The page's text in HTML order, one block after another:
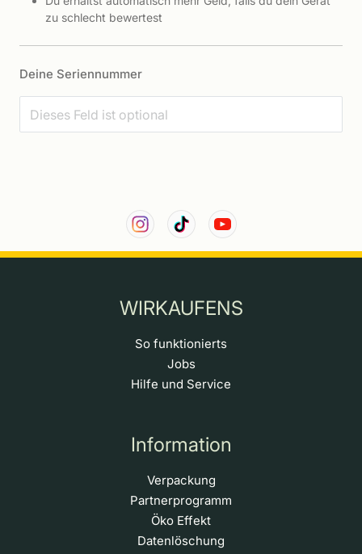
zu schlecht bewertest
Deine Seriennummer
WIRKAUFENS
So funktionierts
Jobs
Hilfe und Service
Information
Verpackung
Partnerprogramm
Öko Effekt
Datenlöschung